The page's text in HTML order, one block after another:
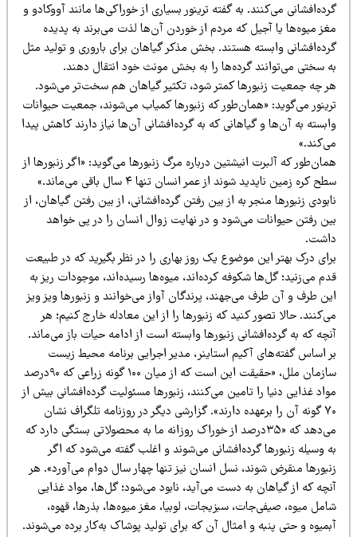
می‌کنند. به گفته ترینور بسیاری از خوراکی‌ها مانند آووکادو و
میوه‌ها یا آجیل که مردم از خوردن آن‌ها لذت می‌برند به پدیده
وابسته هستند. بخش مذکر گیاهان برای باروری و تولید مثل
سختی می‌توانند گرده‌ها را به بخش مونث خود انتقال دهند.
چه جمعیت زنبورها کمتر شود، تکثیر گیاهان هم سخت‌تر می‌شود.
می‌گوید: «همان‌طور که زنبورها کمیاب می‌شوند، جمعیت حیوانات
به آن‌ها و گیاهانی که به گرده‌افشانی آن‌ها نیاز دارند کاهش پیدا
که آلبرت انیشتین درباره مرگ زنبورها می‌گوید: «اگر زنبورها از
سطح کره زمین ناپدید شوند از عمر انسان تنها ۴ سال باقی می‌ماند.»
زنبورها منجر به از بین رفتن گرده‌افشانی، از بین رفتن گیاهان،‌ از
رفتن حیوانات می‌شود و در نهایت زوال انسان را در پی خواهد
درک بهتر این موضوع یک روز بهاری را در نظر بگیرید که در طبیعت
می‌زنید؛ گل‌ها شکوفه کرده‌اند، میوه‌ها رسیده‌اند، موجودات ریز به
طرف و آن طرف می‌جهند، پرندگان آواز می‌خوانند و زنبورها ویز ویز
حالا تصور کنید که زنبورها را از این معادله خارج کنیم؛ هر
که به گرده‌افشانی زنبورها وابسته است از ادامه حیات باز می‌ماند.
اساس گفته‌های آکیم استاینر، مدیر اجرایی برنامه محیط زیست
سازمان ملل، «حقیقت این است که از میان ۱۰۰ گونه زراعی که ۹۰درصد
غذایی دنیا را تامین می‌کنند، زنبورها مسئولیت گرده‌افشانی بیش از
۷۰ گونه آن را برعهده دارند». گزارشی دیگر در روزنامه تلگراف نشان
می‌دهد که «۳۵درصد از خوراک روزانه ما به محصولاتی بستگی دارد که
وسیله زنبورها گرده‌افشانی می‌شوند و اغلب گفته می‌شود که اگر
منقرض شوند، نسل انسان نیز تنها چهار سال دوام می‌آورد». هر
که از گیاهان به دست می‌آید،‌ نابود می‌شود؛ گل‌ها، مواد غذایی
میوه، صیفی‌جات، سبزیجات، لوبیا، مغز میوه‌ها، بذرها، قهوه،
و حتی پنبه و امثال آن که برای تولید پوشاک به‌کار برده می‌شوند.